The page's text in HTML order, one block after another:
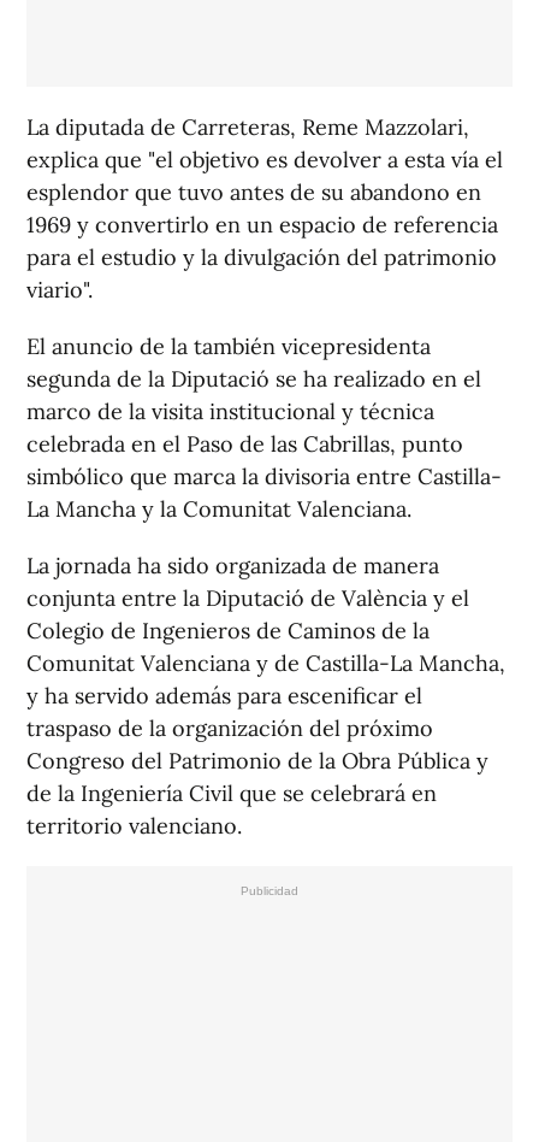
La diputada de Carreteras, Reme Mazzolari,
explica que "el objetivo es devolver a esta vía el
esplendor que tuvo antes de su abandono en
1969 y convertirlo en un espacio de referencia
para el estudio y la divulgación del patrimonio
viario".
El anuncio de la también vicepresidenta
segunda de la Diputació se ha realizado en el
marco de la visita institucional y técnica
celebrada en el Paso de las Cabrillas, punto
simbólico que marca la divisoria entre Castilla-
La Mancha y la Comunitat Valenciana.
La jornada ha sido organizada de manera
conjunta entre la Diputació de València y el
Colegio de Ingenieros de Caminos de la
Comunitat Valenciana y de Castilla-La Mancha,
y ha servido además para escenificar el
traspaso de la organización del próximo
Congreso del Patrimonio de la Obra Pública y
de la Ingeniería Civil que se celebrará en
territorio valenciano.